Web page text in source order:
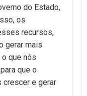
do Estado,
os
recursos,
gerar mais
que nós
que o
crescer e gerar